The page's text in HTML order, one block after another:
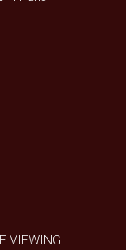
VIEWING